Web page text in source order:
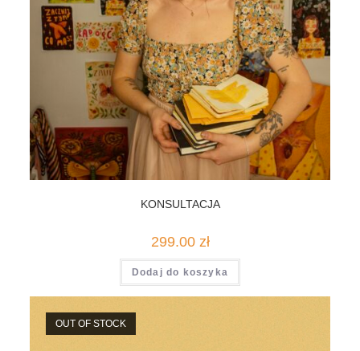
KONSULTACJA
299.00 zł
Dodaj do koszyka
OUT OF STOCK